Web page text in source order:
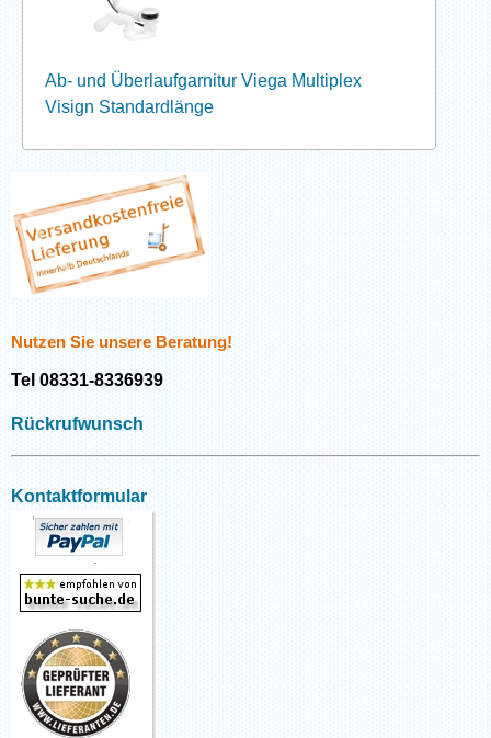
Ab- und Überlaufgarnitur Viega Multiplex
Visign Standardlänge
Nutzen Sie unsere Beratung!
Tel 08331-8336939
Rückrufwunsch
Kontaktformular